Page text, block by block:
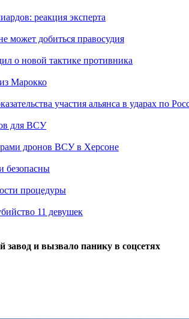
реакция эксперта
может добиться правосудия
о новой тактике противника
Марокко
участия альянса в ударах по
для ВСУ
дронов ВСУ в Херсоне
безопасны
процедуры
11 девушек
и вызвало панику в соцсетях